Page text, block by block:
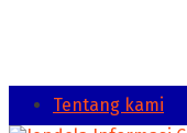
Tentang kami